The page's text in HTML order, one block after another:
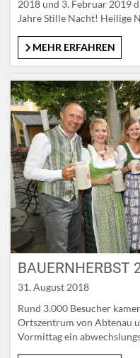
2018 und 3. Februar 2019
Jahre Stille Nacht! Heilige
haben. „Damit haben wir
weitem übertroffen“, freut
MEHR ERFAHREN
BAUERNHERBST
31. August 2018
Rund 3.000 Besucher
Ortszentrum von Abtenau
Vormittag ein